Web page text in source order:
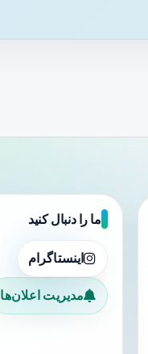
ما را دنبال کنید
اینستاگرام
مدیریت اعلان‌ها